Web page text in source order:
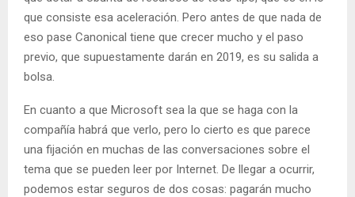
que consiste esa aceleración. Pero antes de que nada de
eso pase Canonical tiene que crecer mucho y el paso
previo, que supuestamente darán en 2019, es su salida a
bolsa.
En cuanto a que Microsoft sea la que se haga con la
compañía habrá que verlo, pero lo cierto es que parece
una fijación en muchas de las conversaciones sobre el
tema que se pueden leer por Internet. De llegar a ocurrir,
podemos estar seguros de dos cosas: pagarán mucho